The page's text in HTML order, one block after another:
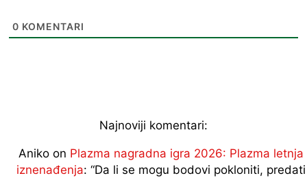
0 KOMENTARI
Najnoviji komentari:
Anikoon Plazma nagradna igra 2026: Plazma letnja
iznenađenja: “Da li se mogu bodovi pokloniti, predati